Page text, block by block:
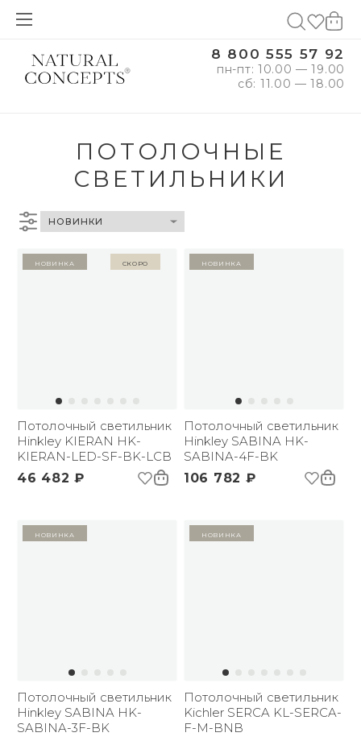
8 800 555 57 92
пн-пт: 10.00 — 19.00
сб: 11.00 — 18.00
ПОТОЛОЧНЫЕ
СВЕТИЛЬНИКИ
Новинка Скоро
Потолочный светильник
Hinkley KIERAN HK-
KIERAN-LED-SF-BK-LCB
46 482 ₽
Новинка
Потолочный светильник
Hinkley SABINA HK-
SABINA-4F-BK
106 782 ₽
Новинка
Потолочный светильник
Hinkley SABINA HK-
SABINA-3F-BK
Новинка
Потолочный светильник
Kichler SERCA KL-SERCA-
F-M-BNB